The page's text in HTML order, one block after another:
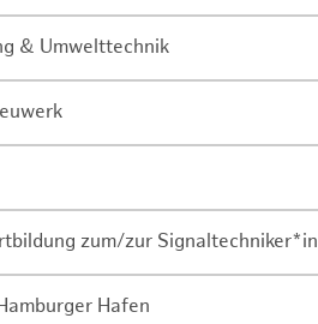
& Umwelttechnik
zum/zur Signaltechniker*in
Hafen